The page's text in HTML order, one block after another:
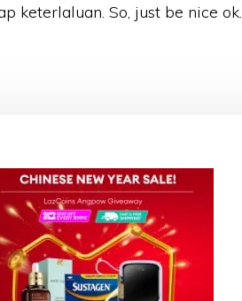
keterlaluan. So, just be nice ok.